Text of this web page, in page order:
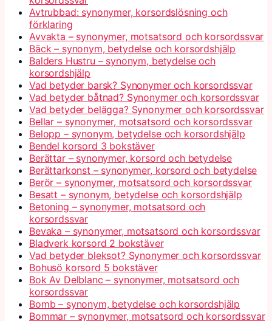
Avtrubbad: synonymer, korsordslösning och
förklaring
Avvakta – synonymer, motsatsord och korsordssvar
Bäck – synonym, betydelse och korsordshjälp
Balders Hustru – synonym, betydelse och
korsordshjälp
Vad betyder barsk? Synonymer och korsordssvar
Vad betyder båtnad? Synonymer och korsordssvar
Vad betyder belägga? Synonymer och korsordssvar
Bellar – synonymer, motsatsord och korsordssvar
Belopp – synonym, betydelse och korsordshjälp
Bendel korsord 3 bokstäver
Berättar – synonymer, korsord och betydelse
Berättarkonst – synonymer, korsord och betydelse
Berör – synonymer, motsatsord och korsordssvar
Besatt – synonym, betydelse och korsordshjälp
Betoning – synonymer, motsatsord och
korsordssvar
Bevaka – synonymer, motsatsord och korsordssvar
Bladverk korsord 2 bokstäver
Vad betyder bleksot? Synonymer och korsordssvar
Bohusö korsord 5 bokstäver
Bok Av Delblanc – synonymer, motsatsord och
korsordssvar
Bomb – synonym, betydelse och korsordshjälp
Bommar – synonymer, motsatsord och korsordssvar